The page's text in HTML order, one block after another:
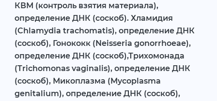
КВМ (контроль взятия материала),
определение ДНК (соскоб). Хламидия
(Chlamydia trachomatis), определение ДНК
(соскоб), Гонококк (Neisseria gonorrhoeae),
определение ДНК (соскоб),Трихомонада
(Trichomonas vaginalis), определение ДНК
(соскоб), Микоплазма (Mycoplasma
genitalium), определение ДНК (соскоб),